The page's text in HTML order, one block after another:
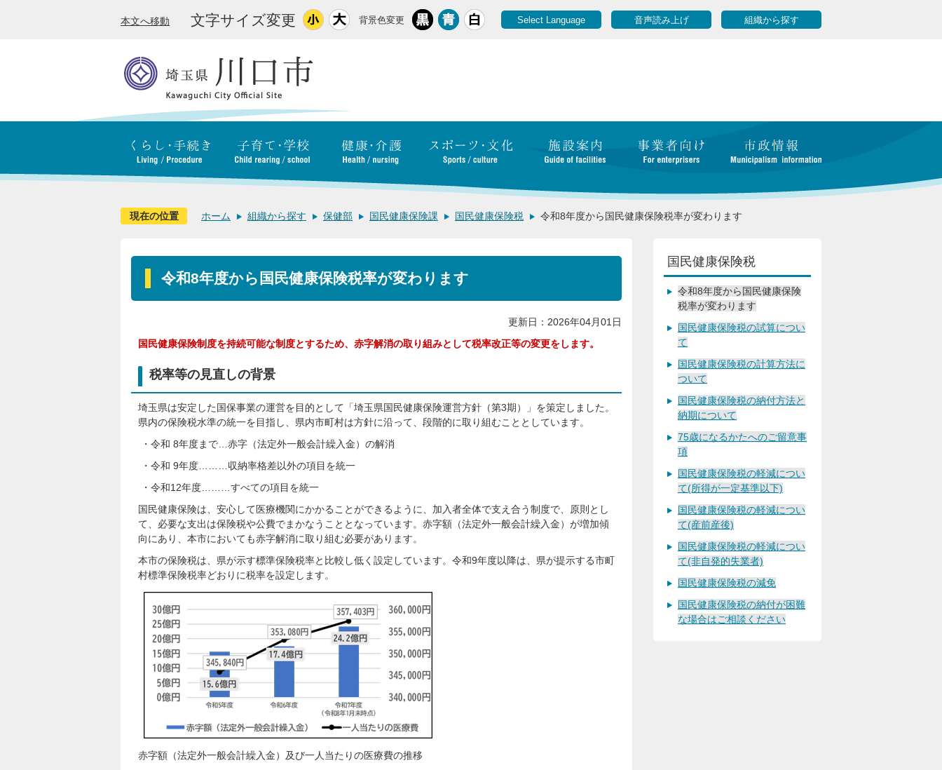
本文へ移動 文字サイズ変更 背景色変更 Select Language 音声読み上げ 組織から探す
現在の位置 ホーム 組織から探す 保健部 国民健康保険課 国民健康保険税 令和8年度から国民健康保険税率が変わります
令和8年度から国民健康保険税率が変わります
更新日：2026年04月01日
国民健康保険制度を持続可能な制度とするため、赤字解消の取り組みとして税率改正等の変更をします。
税率等の見直しの背景
埼玉県は安定した国保事業の運営を目的として「埼玉県国民健康保険運営方針（第3期）」を策定しました。
県内の保険税水準の統一を目指し、県内市町村は方針に沿って、段階的に取り組むこととしています。
・令和 8年度まで…赤字（法定外一般会計繰入金）の解消
・令和 9年度………収納率格差以外の項目を統一
・令和12年度………すべての項目を統一
国民健康保険は、安心して医療機関にかかることができるように、加入者全体で支え合う制度で、原則とし
て、必要な支出は保険税や公費でまかなうこととなっています。赤字額（法定外一般会計繰入金）が増加傾
向にあり、本市においても赤字解消に取り組む必要があります。
本市の保険税は、県が示す標準保険税率と比較し低く設定しています。令和9年度以降は、県が提示する市町
村標準保険税率どおりに税率を設定します。
赤字額（法定外一般会計繰入金）及び一人当たりの医療費の推移
国民健康保険税
令和8年度から国民健康保険
税率が変わります
国民健康保険税の試算につい
て
国民健康保険税の計算方法に
ついて
国民健康保険税の納付方法と
納期について
75歳になるかたへのご留意事
項
国民健康保険税の軽減につい
て(所得が一定基準以下)
国民健康保険税の軽減につい
て(産前産後)
国民健康保険税の軽減につい
て(非自発的失業者)
国民健康保険税の減免
国民健康保険税の納付が困難
な場合はご相談ください